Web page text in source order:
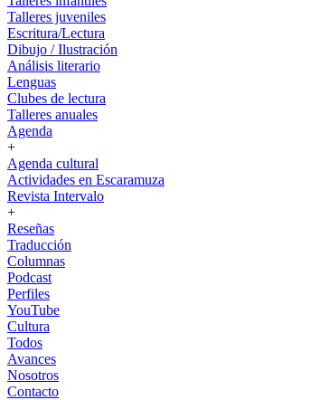
Talleres juveniles
Escritura/Lectura
Dibujo / Ilustración
Análisis literario
Lenguas
Clubes de lectura
Talleres anuales
Agenda
+
Agenda cultural
Actividades en Escaramuza
Revista Intervalo
+
Reseñas
Traducción
Columnas
Podcast
Perfiles
YouTube
Cultura
Todos
Avances
Nosotros
Contacto